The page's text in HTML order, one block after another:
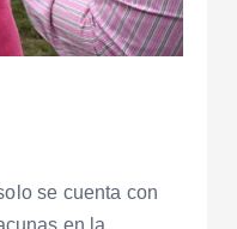
se cuenta con
en la